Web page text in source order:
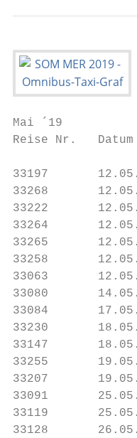
Mai ´19
Reise Nr.
33197
33268
33222
33264
33265
33258
33063
33080
33084
33230
33147
33255
33207
33091
33119
33128